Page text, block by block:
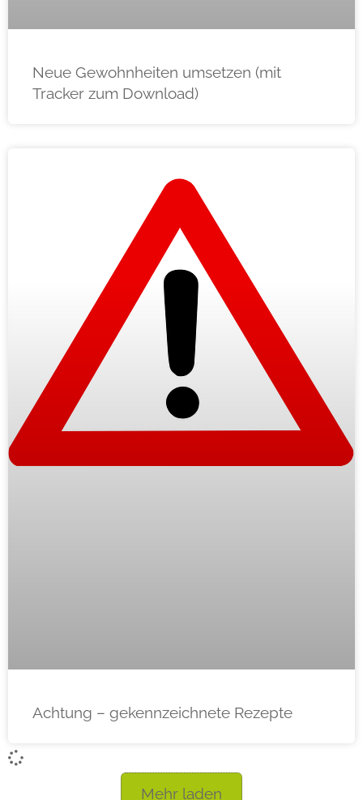
Neue Gewohnheiten umsetzen (mit
Tracker zum Download)
Achtung – gekennzeichnete Rezepte
Mehr laden